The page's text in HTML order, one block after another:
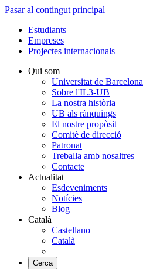
Pasar al contingut principal
Estudiants
Empreses
Projectes internacionals
Qui som
Universitat de Barcelona
Sobre l'IL3-UB
La nostra història
UB als rànquings
El nostre propòsit
Comitè de direcció
Patronat
Treballa amb nosaltres
Contacte
Actualitat
Esdeveniments
Notícies
Blog
Català
Castellano
Català
Cerca